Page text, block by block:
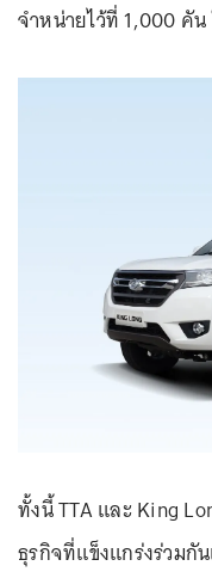
จำหน่ายไว้ที่ 1,000 คั
ทั้งนี้ TTA และ King
ธุรกิจที่แข็งแกร่งร่วมกั